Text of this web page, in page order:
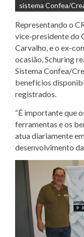
sistema Confea/
Representando o
vice-presidente do
Carvalho, e o ex-
ocasião, Schuring
Sistema Confea/
benefícios
registrados.
“É importante que
ferramentas e os
atua diariamente
desenvolvimento